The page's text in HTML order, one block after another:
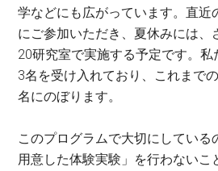
学などにも広がっています。直近
にご参加いただき、夏休みには、
20研究室で実施する予定です。私
3名を受け入れており、これまで
名にのぼります。
このプログラムで大切にしている
用意した体験実験」を行わないこ